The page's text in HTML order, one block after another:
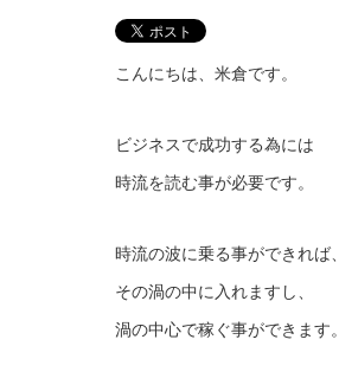
こんにちは、米倉です。
ビジネスで成功する為には
時流を読む事が必要です。
時流の波に乗る事ができれば、
その渦の中に入れますし、
渦の中心で稼ぐ事ができます。